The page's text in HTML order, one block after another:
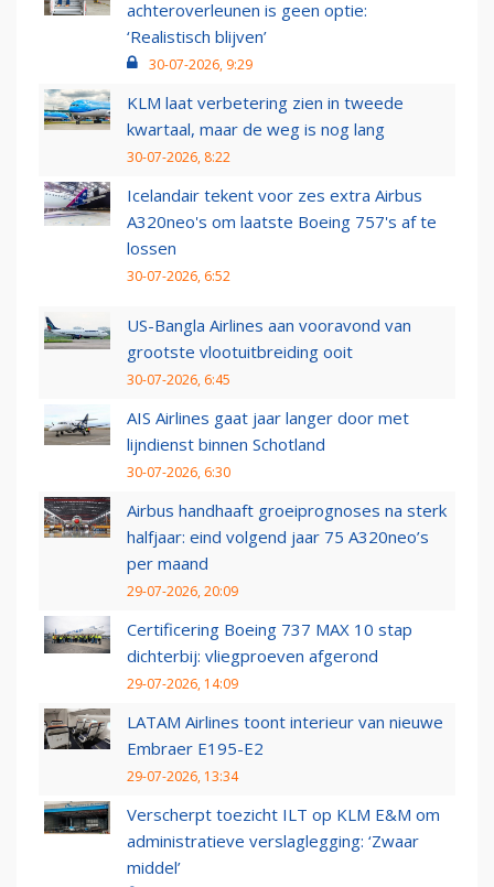
achteroverleunen is geen optie:
‘Realistisch blijven’
30-07-2026, 9:29
KLM laat verbetering zien in tweede
kwartaal, maar de weg is nog lang
30-07-2026, 8:22
Icelandair tekent voor zes extra Airbus
A320neo's om laatste Boeing 757's af te
lossen
30-07-2026, 6:52
US-Bangla Airlines aan vooravond van
grootste vlootuitbreiding ooit
30-07-2026, 6:45
AIS Airlines gaat jaar langer door met
lijndienst binnen Schotland
30-07-2026, 6:30
Airbus handhaaft groeiprognoses na sterk
halfjaar: eind volgend jaar 75 A320neo’s
per maand
29-07-2026, 20:09
Certificering Boeing 737 MAX 10 stap
dichterbij: vliegproeven afgerond
29-07-2026, 14:09
LATAM Airlines toont interieur van nieuwe
Embraer E195-E2
29-07-2026, 13:34
Verscherpt toezicht ILT op KLM E&M om
administratieve verslaglegging: ‘Zwaar
middel’